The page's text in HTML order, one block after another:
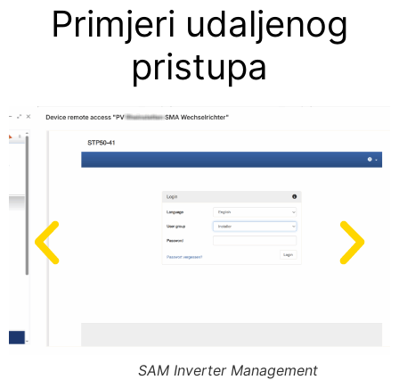
Primjeri udaljenog
pristupa
SAM Inverter Management